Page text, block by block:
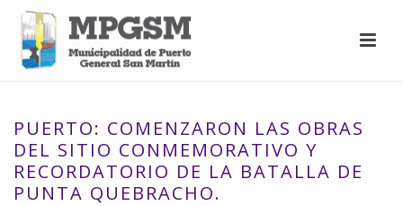
PUERTO: COMENZARON LAS OBRAS
DEL SITIO CONMEMORATIVO Y
RECORDATORIO DE LA BATALLA DE
PUNTA QUEBRACHO.